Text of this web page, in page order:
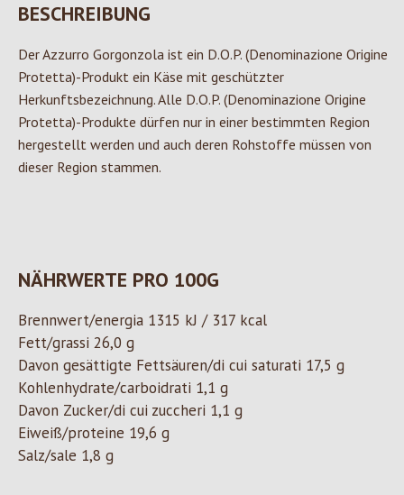
BESCHREIBUNG
Der Azzurro Gorgonzola ist ein D.O.P. (Denominazione Origine
Protetta)-Produkt ein Käse mit geschützter
Herkunftsbezeichnung. Alle D.O.P. (Denominazione Origine
Protetta)-Produkte dürfen nur in einer bestimmten Region
hergestellt werden und auch deren Rohstoffe müssen von
dieser Region stammen.
NÄHRWERTE PRO 100G
Brennwert/energia 1315 kJ / 317 kcal
Fett/grassi 26,0 g
Davon gesättigte Fettsäuren/di cui saturati 17,5 g
Kohlenhydrate/carboidrati 1,1 g
Davon Zucker/di cui zuccheri 1,1 g
Eiweiß/proteine 19,6 g
Salz/sale 1,8 g